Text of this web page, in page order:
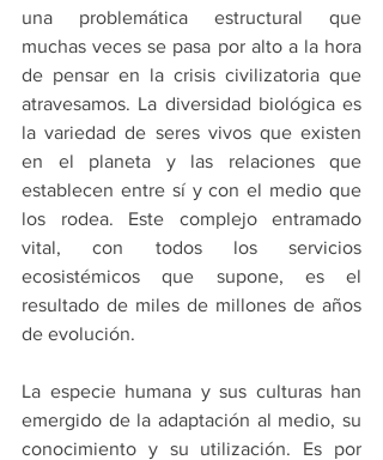
una problemática estructural que
muchas veces se pasa por alto a la hora
de pensar en la crisis civilizatoria que
atravesamos. La diversidad biológica es
la variedad de seres vivos que existen
en el planeta y las relaciones que
establecen entre sí y con el medio que
los rodea. Este complejo entramado
vital, con todos los servicios
ecosistémicos que supone, es el
resultado de miles de millones de años
de evolución.
La especie humana y sus culturas han
emergido de la adaptación al medio, su
conocimiento y su utilización. Es por